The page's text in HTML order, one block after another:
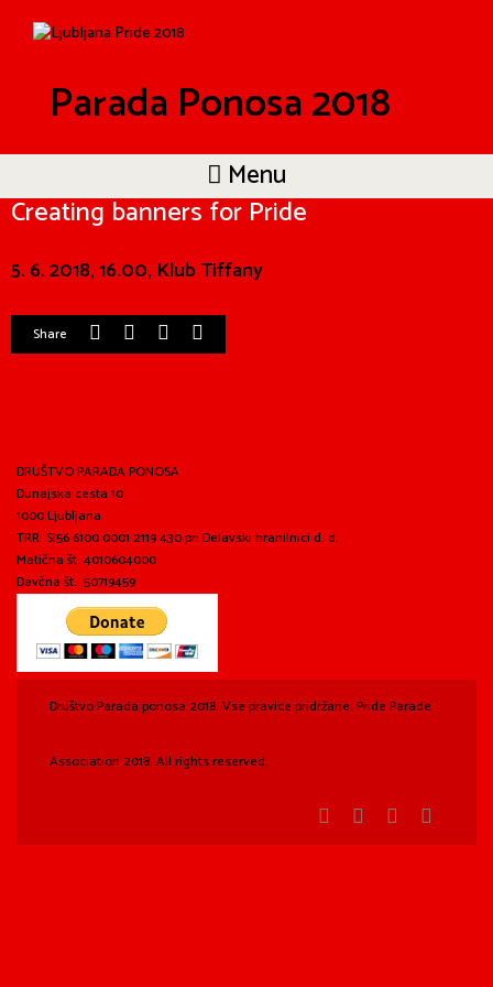
Parada Ponosa 2018
Menu
Creating banners for Pride
5. 6. 2018, 16.00, Klub Tiffany
Share
DRUŠTVO PARADA PONOSA
Dunajska cesta 10
1000 Ljubljana
TRR: SI56 6100 0001 2119 430 pri Delavski hranilnici d. d.
Matična št. 4010604000
Davčna št.: 50719459
Društvo Parada ponosa 2018. Vse pravice pridržane. Pride Parade
Association 2018. All rights reserved.